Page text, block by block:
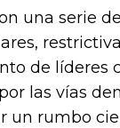
una serie
de líderes
las vías
un rumbo